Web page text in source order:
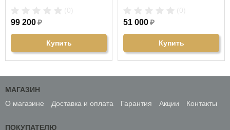
Форма:прямоугольная
Материал:
99 200₽
Купить
Форма:прямоугольная
Материал:
51 000₽
Купить
МАГАЗИН
О магазине
Доставка и оплата Гарантия Акции Контакты
ПОКУПАТЕЛЮ